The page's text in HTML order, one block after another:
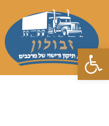
פתח סרגל נגישות